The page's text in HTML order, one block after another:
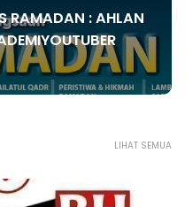
RAMADAN : AHLAN
LIHAT SEMUA